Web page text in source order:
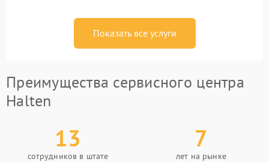
Показать все услуги
Преимущества сервисного центра
Halten
13
сотрудников в штате
7
лет на рынке